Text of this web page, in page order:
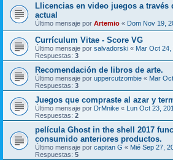
Llicencias en video juegos a través
actual
Último mensaje por Artemio « Dom Nov 19,
Currículum Vitae - Score VG
Último mensaje por salvadorski « Mar Oct 24,
Respuestas: 3
Recomendación de libros de arte.
Último mensaje por uppercutzombie « Mar
Respuestas: 3
Juegos que compraste al azar y
Último mensaje por DrMnike « Lun Oct 23,
Respuestas: 2
película Ghost in the shell 2017
consumido anteriores productos.
Último mensaje por capitan G « Mié Sep 27,
Respuestas: 5